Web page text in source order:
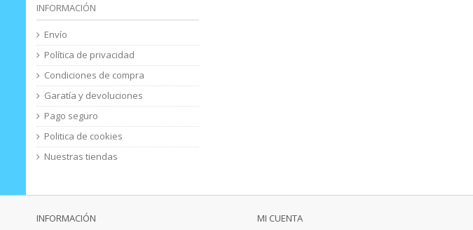
INFORMACIÓN
Envío
Política de privacidad
Condiciones de compra
Garatía y devoluciones
Pago seguro
Politica de cookies
Nuestras tiendas
INFORMACIÓN MI CUENTA